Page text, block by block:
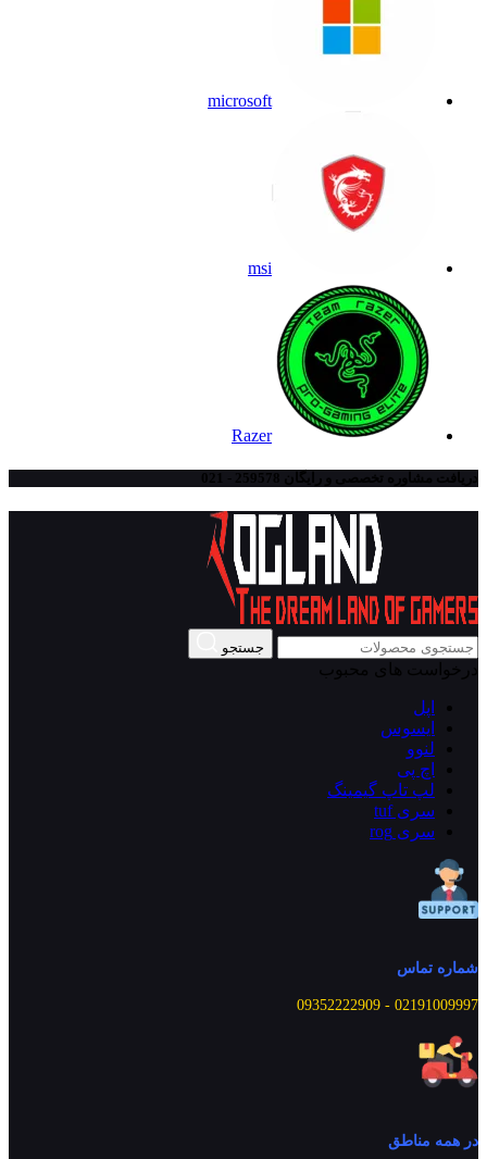
microsoft
msi
Razer
دریافت مشاوره تخصصی و رایگان 259578 - 021
جستجو
درخواست های محبوب
اپل
ایسوس
لنوو
اچ پی
لپ تاپ گیمینگ
سری tuf
سری rog
شماره تماس
02191009997 - 09352222909
در همه مناطق